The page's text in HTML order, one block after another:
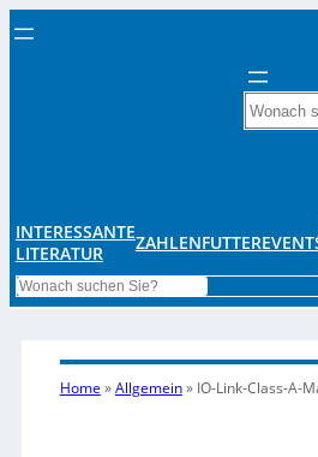
Search
INTERESSANTE
LITERATUR
ZAHLENFUTTER
Search
Home »Allgemein» IO-Link-Class-A-